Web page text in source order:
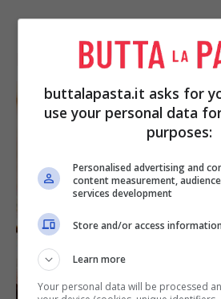
I CONSIGLI PER UNA
PERFETTA
buttalapasta.it asks for
use your personal data
purposes:
Personalised advertising and
content measurement,
services development
Store and/or access
Learn more
Your personal data will be processed